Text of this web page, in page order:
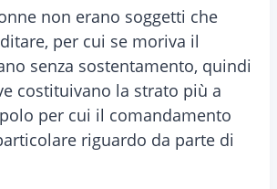
non erano soggetti che
per cui se moriva il
senza sostentamento, quindi
costituivano la strato più a
per cui il comandamento
riguardo da parte di